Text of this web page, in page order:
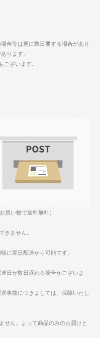
合等は更に数日要する場合があり
ります。
ざいます。
買い物で送料無料）
きません。
に翌日配達から可能です。
日が数日遅れる場合がございま
事故につきましては、保障いたし
せん。よって商品のみのお届けと